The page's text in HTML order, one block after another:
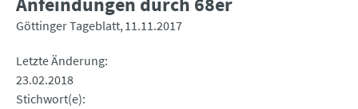
Göttinger Tageblatt 11.11.2017
Letzte Änderung
23.02.2018
Stichwort(e)